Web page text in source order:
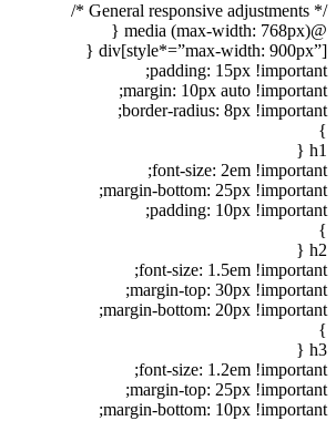
/* General responsive adjustments */
@media (max-width: 768px) {
div[style*=”max-width: 900px”] {
padding: 15px !important;
margin: 10px auto !important;
border-radius: 8px !important;
}
h1 {
font-size: 2em !important;
margin-bottom: 25px !important;
padding: 10px !important;
}
h2 {
font-size: 1.5em !important;
margin-top: 30px !important;
margin-bottom: 20px !important;
}
h3 {
font-size: 1.2em !important;
margin-top: 25px !important;
margin-bottom: 10px !important;